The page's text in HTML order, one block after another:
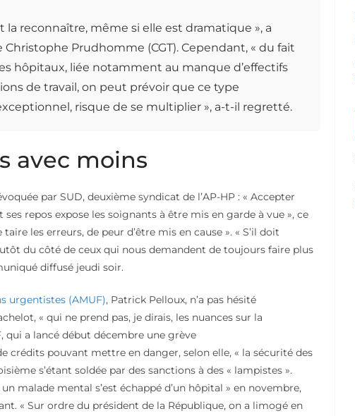
la reconnaître, même si elle est dramatique », a
Prudhomme (CGT). Cependant, « du fait
hôpitaux, liée notamment au manque d’effectifs
de travail, on peut prévoir que ce type
risque de se multiplier », a-t-il regretté.
avec moins
par SUD, deuxième syndicat de l’AP-HP : « Accepter
repos expose les soignants à être mis en garde à vue », ce
les erreurs, de peur d’être mis en cause ». « S’il doit
du côté de ceux qui nous demandent de toujours faire plus
diffusé jeudi soir.
urgentistes (AMUF), Patrick Pelloux, n’a pas hésité
« qui ne prend pas, je dirais, les nuances sur la
qui a lancé début décembre une grève
crédits pouvant mettre en danger, selon elle, « la sécurité des
s’étant soldée par des sanctions à des « lampistes ».
malade mental s’est échappé d’un hôpital » en novembre,
« Sur ordre du président de la République, on a limogé en